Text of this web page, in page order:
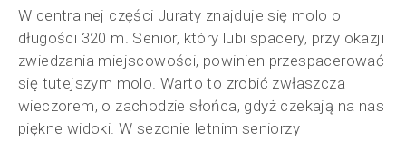
W centralnej części Juraty znajduje się molo o
długości 320 m. Senior, który lubi spacery, przy okazji
zwiedzania miejscowości, powinien przespacerować
się tutejszym molo. Warto to zrobić zwłaszcza
wieczorem, o zachodzie słońca, gdyż czekają na nas
piękne widoki. W sezonie letnim seniorzy